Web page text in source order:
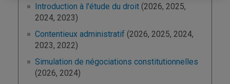
Introduction à l'étude du droit (2026, 2025,
2024, 2023)
Contentieux administratif (2026, 2025, 2024,
2023, 2022)
Simulation de négociations constitutionnelles
(2026, 2024)